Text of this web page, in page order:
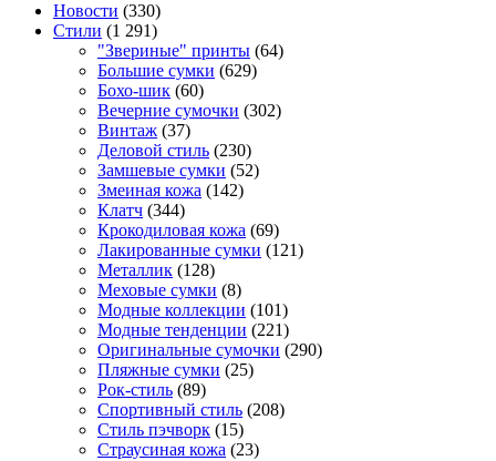
Новости (330)
Стили (1 291)
"Звериные" принты (64)
Большие сумки (629)
Бохо-шик (60)
Вечерние сумочки (302)
Винтаж (37)
Деловой стиль (230)
Замшевые сумки (52)
Змеиная кожа (142)
Клатч (344)
Крокодиловая кожа (69)
Лакированные сумки (121)
Металлик (128)
Меховые сумки (8)
Модные коллекции (101)
Модные тенденции (221)
Оригинальные сумочки (290)
Пляжные сумки (25)
Рок-стиль (89)
Спортивный стиль (208)
Стиль пэчворк (15)
Страусиная кожа (23)